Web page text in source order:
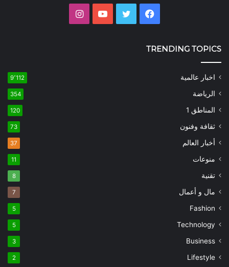
فيسبوك تويتر يوتيوب
TRENDING TOPICS
اخبار عالمية 9٬112
الرياضة 354
المناطق 1 120
ثقافة وفنون 73
أخبار العالم 37
منوعات 11
تقنية 8
مال و أعمال 7
Fashion
5
Technology
5
Business
3
Lifestyle
2